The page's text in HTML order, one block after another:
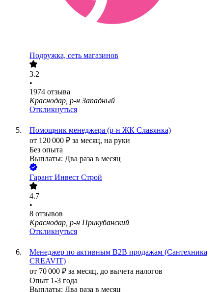
Подружка, сеть магазинов
3.2
•
1974 отзыва
Краснодар, р-н Западный
Откликнуться
Помощник менеджера (р-н ЖК Славянка)
от 120 000 ₽ за месяц, на руки
Без опыта
Выплаты: Два раза в месяц
Гарант Инвест Строй
4.7
•
8 отзывов
Краснодар, р-н Прикубанский
Откликнуться
Менеджер по активным B2B продажам (Сантехника
CREAVIT)
от 70 000 ₽ за месяц, до вычета налогов
Опыт 1-3 года
Выплаты: Два раза в месяц